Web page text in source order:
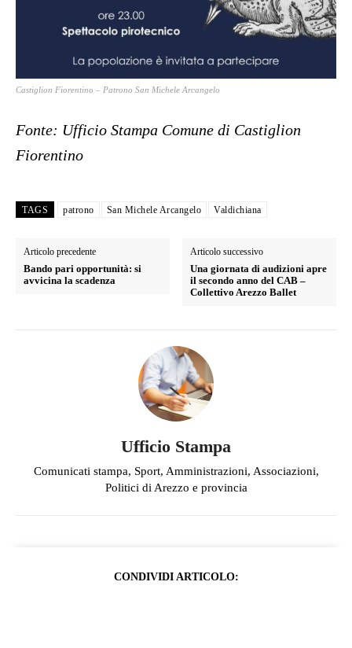
Castiglion Fiorentino – Patrono San Michele Arcangelo
Fonte: Ufficio Stampa Comune di Castiglion
Fiorentino
TAGS patrono San Michele Arcangelo Valdichiana
Articolo precedente
Bando pari opportunità: si
avvicina la scadenza
Articolo successivo
Una giornata di audizioni apre
il secondo anno del CAB –
Collettivo Arezzo Ballet
Ufficio Stampa
Comunicati stampa, Sport, Amministrazioni, Associazioni,
Politici di Arezzo e provincia
CONDIVIDI ARTICOLO: